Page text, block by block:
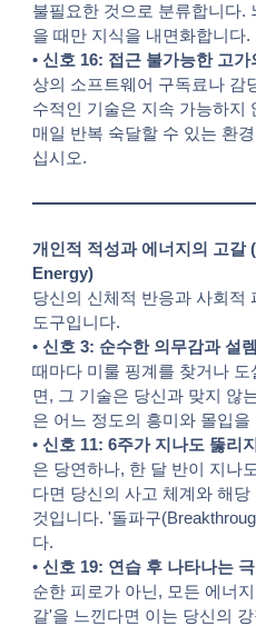
불필요한 것으로 분류합니다.
을 때만 지식을 내면화합니다.
• 신호 16: 접근 불가능한 고가
상의 소프트웨어 구독료나 감
수적인 기술은 지속 가능하지
매일 반복 숙달할 수 있는 환
십시오.
개인적 적성과 에너지의 고갈
Energy)
당신의 신체적 반응과 사회적
도구입니다.
• 신호 3: 순수한 의무감과 설
때마다 미룰 핑계를 찾거나
면, 그 기술은 당신과 맞지 않
은 어느 정도의 흥미와 몰입을
• 신호 11: 6주가 지나도 뚫리
은 당연하나, 한 달 반이 지나
다면 당신의 사고 체계와 해
것입니다. '돌파구
다.
• 신호 19: 연습 후 나타나는
순한 피로가 아닌, 모든 에너
갈'을 느낀다면 이는 당신의